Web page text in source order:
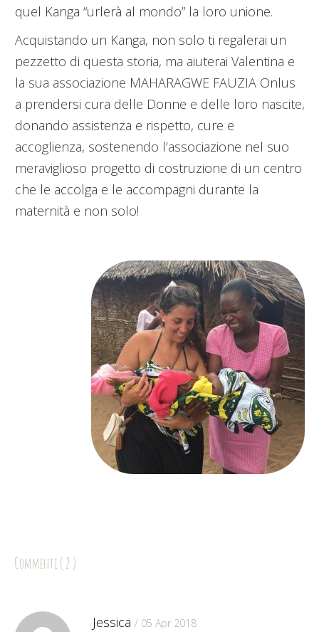
quel Kanga “urlerà al mondo” la loro unione.
Acquistando un Kanga, non solo ti regalerai un
pezzetto di questa storia, ma aiuterai Valentina e
la sua associazione MAHARAGWE FAUZIA Onlus
a prendersi cura delle Donne e delle loro nascite,
donando assistenza e rispetto, cure e
accoglienza, sostenendo l’associazione nel suo
meraviglioso progetto di costruzione di un centro
che le accolga e le accompagni durante la
maternità e non solo!
Commenti ( 2 )
Jessica / 05 Apr 2018